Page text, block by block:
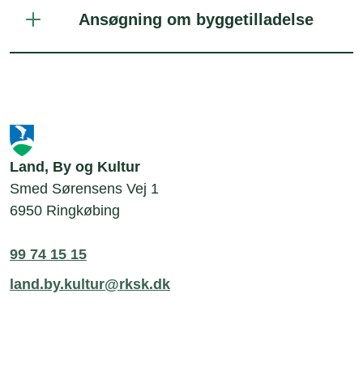
Ansøgning om byggetilladelse
Land, By og Kultur
Smed Sørensens Vej 1
6950 Ringkøbing
99 74 15 15
land.by.kultur@rksk.dk